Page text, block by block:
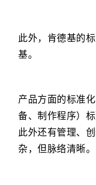
此外，肯德基的
基。
产品方面的标准
备、制作程序）
此外还有管理、
杂，但脉络清晰。